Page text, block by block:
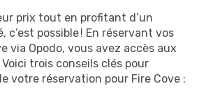
prix tout en profitant d’un
c’est possible ! En réservant vos
via Opodo, vous avez accès aux
trois conseils clés pour
votre réservation pour Fire Cove :